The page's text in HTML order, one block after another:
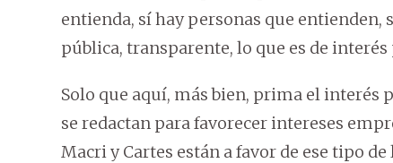
entienda, sí hay personas que entienden,
pública, transparente, lo que es de interés
Solo que aquí, más bien, prima el interés
se redactan para favorecer intereses
Macri y Cartes están a favor de ese tipo